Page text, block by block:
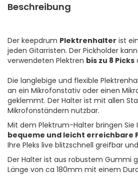
Beschreibung
Der keepdrum Plektrenhalter ist
jeden Gitarristen. Der Pickholder
verwendeten Plektren bis zu 8 Picks
Die langlebige und flexible
an ein Mikrofonstativ oder einen
geklemmt. Der Halter ist mit allen
Mikrofonständern nutzbar.
Mit dem Plektrum-Halter bringen Sie
bequeme und leicht erreichbare
Ihre Pleks live blitzschnell greifbar
Der Halter ist aus robustem Gummi
Länge von ca 180mm mit einem